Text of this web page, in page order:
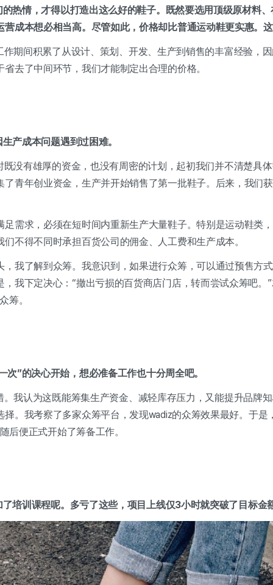
热情，才得以打造出这么好的鞋子。既然要选用顶级原材料
营成本想必相当高。尽管如此，价格却比普通运动鞋更实惠。
作期间积累了从设计、策划、开发、生产到销售的丰富经验，
去了中间环节，我们才能制定出合理的价格。
产成本问题遇到过困难。
既没有雄厚的资金，也没有周密的计划，起初我们并不清楚具
了青年创业资金，生产并开始销售了第一批鞋子。后来，我们
足需求，必须在短时间内重新生产大量鞋子。特别是运动鞋类
不得不同时承担百货公司的佣金、人工费和生产成本。
，我了解到众筹。我意识到，如果进行众筹，可以通过预售方
我下定决心：“撤出亏损的百货商店门店，转而尝试众筹吧。
筹。
”的决心开始，想必准备工作也十分周全吧。
。我认为这既能筹集生产资金、减轻库存压力，又能提升品牌
择。我考察了多家众筹平台，发现wadiz的众筹效果最好。于是
后便正式开始了筹备工作。
培训课程呢。多亏了这些，项目上线仅3小时就突破了目标金